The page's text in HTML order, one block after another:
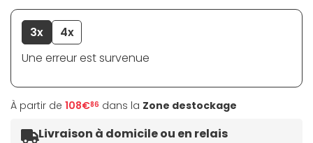
3x
4x
Une erreur est survenue
À partir de 108€86 dans la Zone destockage
Livraison à domicile ou en relais